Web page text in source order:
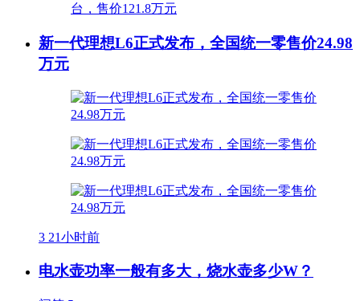
新一代理想L6正式发布，全国统一零售价24.98
万元
3 21小时前
电水壶功率一般有多大，烧水壶多少W？